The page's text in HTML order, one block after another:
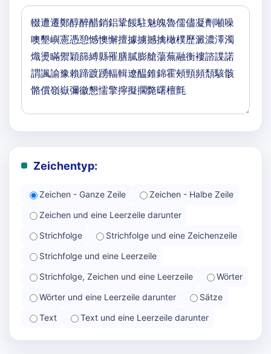
Zeichentyp:
Zeichen - Ganze Zeile
Zeichen - Halbe Zeile
Zeichen und eine Leerzeile darunter
Strichfolge
Strichfolge und eine Zeichenzeile
Strichfolge und eine Leerzeile
Strichfolge, Zeichen und eine Leerzeile
Wörter
Wörter und eine Leerzeile darunter
Sätze
Text
Text und eine Leerzeile darunter